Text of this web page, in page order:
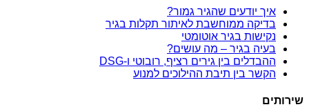
איך יודעים שהגיר גמור?
בדיקה ממוחשבת לאיתור תקלות בגיר
נקישות בגיר אוטומטי
בעיה בגיר – מה עושים?
ההבדלים בין גירים רציף, רובוטי ו-DSG
הקשר בין תיבת ההילוכים למנוע
שירותים